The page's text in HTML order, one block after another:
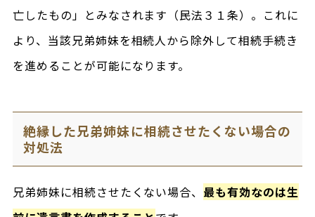
亡したもの」とみなされます（民法３１条）。これに
より、当該兄弟姉妹を相続人から除外して相続手続き
を進めることが可能になります。
絶縁した兄弟姉妹に相続させたくない場合の
対処法
兄弟姉妹に相続させたくない場合、 最も有効なのは生